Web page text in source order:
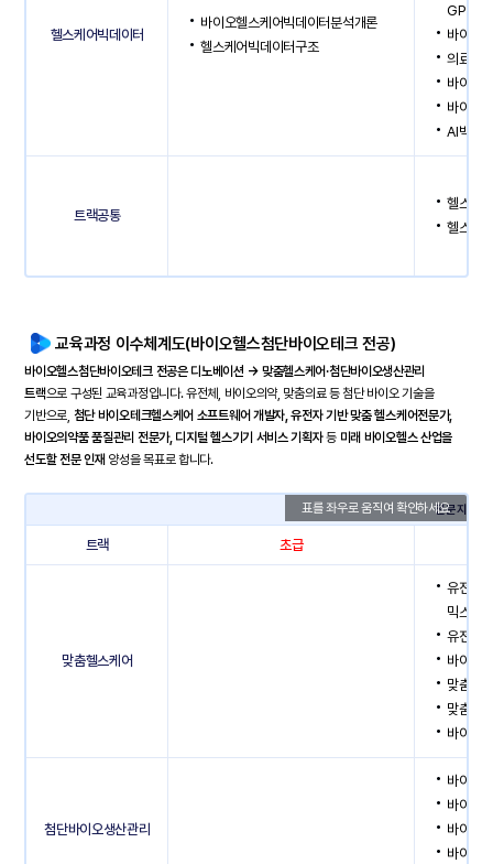
헬스케어빅데이터
바이오헬스케어빅데이터분석개론
헬스케어빅데이터구조
GPU프
바이오
의료데
바이오
바이오/
AI빅데
트랙공통
헬스케
헬스케
교육과정 이수체계도(바이오헬스첨단바이오테크 전공)
바이오헬스첨단바이오테크 전공은 디노베이션 → 맞춤헬스케어·첨단바이오생산관리
트랙으로 구성된 교육과정입니다. 유전체, 바이오의약, 맞춤의료 등 첨단 바이오 기술을
기반으로, 첨단 바이오테크헬스케어 소프트웨어 개발자, 유전자 기반 맞춤 헬스케어전문가,
바이오의약품 품질관리 전문가, 디지털 헬스기기 서비스 기획자등 미래 바이오헬스 산업을
선도할 전문 인재 양성을 목표로 합니다.
전문지식과
트랙 초급
맞춤헬스케어
유전자
믹스)
유전자
바이오
맞춤약
맞춤헬
바이오
첨단바이오생산관리
바이오
바이오
바이오
바이오